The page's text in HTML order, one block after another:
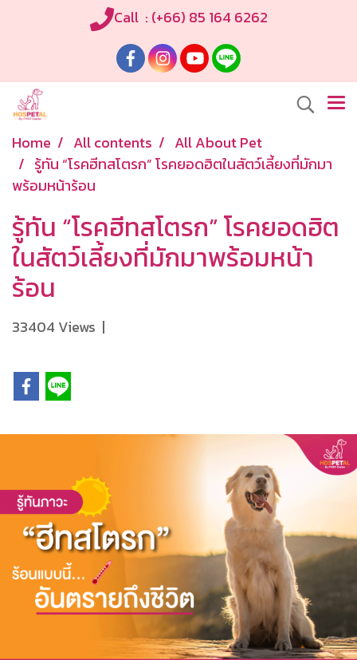
Call : (+66) 85 164 6262
Home All contents
All About Pet
รู้ทัน “โรคฮีทสโตรก” โรคยอดฮิตในสัตว์เลี้ยงที่มักมา
พร้อมหน้าร้อน
รู้ทัน “โรคฮีทสโตรก” โรคยอดฮิต
ในสัตว์เลี้ยงที่มักมาพร้อมหน้า
ร้อน
33404 Views |